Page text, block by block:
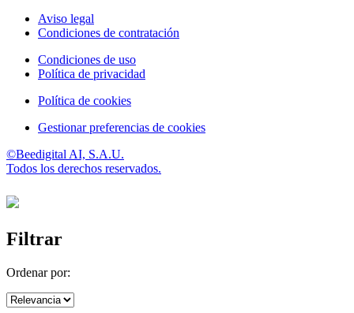
Aviso legal
Condiciones de contratación
Condiciones de uso
Política de privacidad
Política de cookies
Gestionar preferencias de cookies
©Beedigital AI, S.A.U.
Todos los derechos reservados.
Filtrar
Ordenar por: